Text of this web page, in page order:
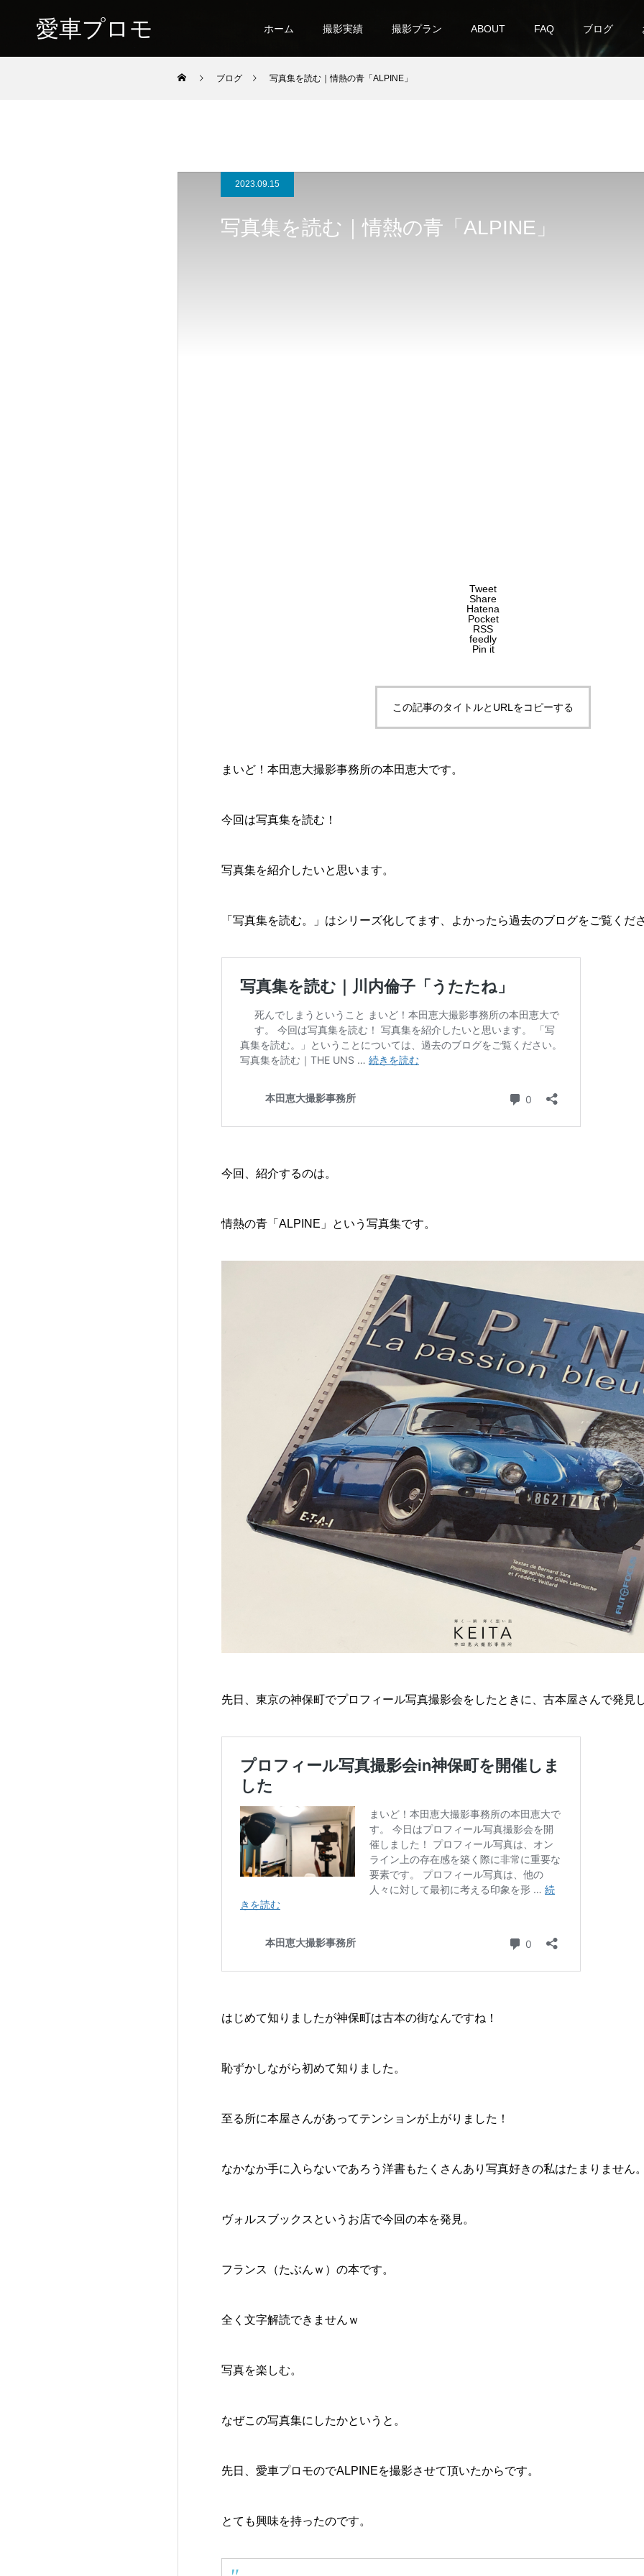
愛車プロモ ホーム 撮影実績 撮影プラン ABOUT FAQ ブログ
ブログ 写真集を読む｜情熱の青「ALPINE」
2023.09.15
写真集を読む｜情熱の青「ALPINE」
Tweet
Share
Hatena
Pocket
RSS
feedly
Pin it
この記事のタイトルとURLをコピーする
まいど！本田恵大撮影事務所の本田恵大です。
今回は写真集を読む！
写真集を紹介したいと思います。
「写真集を読む。」はシリーズ化してます、よかったら過去のブログをご覧くだ
今回、紹介するのは。
情熱の青「ALPINE」という写真集です。
先日、東京の神保町でプロフィール写真撮影会をしたときに、古本屋さんで発見
はじめて知りましたが神保町は古本の街なんですね！
恥ずかしながら初めて知りました。
至る所に本屋さんがあってテンションが上がりました！
なかなか手に入らないであろう洋書もたくさんあり写真好きの私はたまりません
ヴォルスブックスというお店で今回の本を発見。
フランス（たぶんｗ）の本です。
全く文字解読できませんｗ
写真を楽しむ。
なぜこの写真集にしたかというと。
先日、愛車プロモのでALPINEを撮影させて頂いたからです。
とても興味を持ったのです。